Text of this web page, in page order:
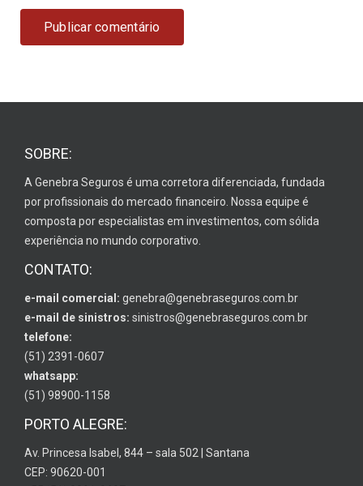
SOBRE:
A Genebra Seguros é uma corretora diferenciada, fundada
por profissionais do mercado financeiro. Nossa equipe é
composta por especialistas em investimentos, com sólida
experiência no mundo corporativo.
CONTATO:
e-mail comercial: genebra@genebraseguros.com.br
e-mail de sinistros: sinistros@genebraseguros.com.br
telefone:
(51) 2391-0607
whatsapp:
(51) 98900-1158
PORTO ALEGRE:
Av. Princesa Isabel, 844 – sala 502 | Santana
CEP: 90620-001